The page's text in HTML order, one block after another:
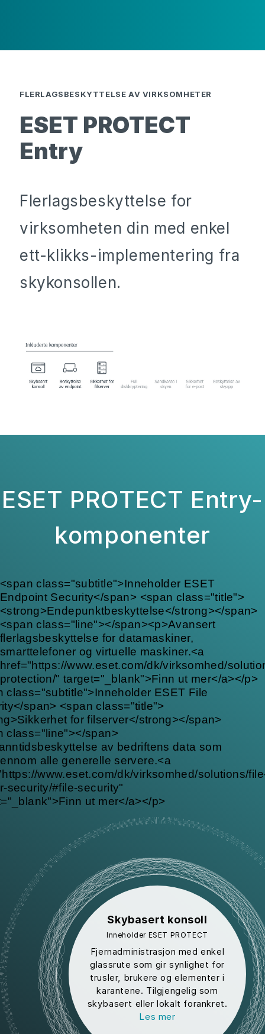
FLERLAGSBESKYTTELSE AV VIRKSOMHETER
ESET PROTECT
Entry
Flerlagsbeskyttelse for
virksomheten din med enkel
ett-klikks-implementering fra
skykonsollen.
<span class="subtitle">Inneholder ESET
Endpoint Security</span> <span class="title">
<strong>Endepunktbeskyttelse</strong></span>
<span class="line"></span><p>Avansert
flerlagsbeskyttelse for datamaskiner,
smarttelefoner og virtuelle maskiner.<a
href="https://www.eset.com/dk/virksomhed/
protection/" target="_blank">Finn ut mer</a></p>
class="subtitle">Inneholder ESET File
span> <span class="title">
for filserver</strong></span>
class="line"></span>
av bedriftens data som
alle generelle servere.<a
www.eset.com/dk/virksomhed/solutions/
security/#file-security"
ut mer</a></p>
Skybasert konsoll
Inneholder ESET PROTECT
Fjernadministrasjon med enkel
glassrute som gir synlighet for
trusler, brukere og elementer i
karantene. Tilgjengelig som
skybasert eller lokalt forankret.
Les mer